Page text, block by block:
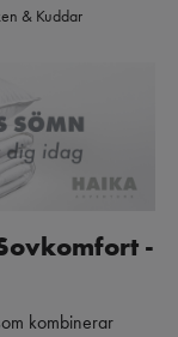
& Kuddar
-
kombinerar